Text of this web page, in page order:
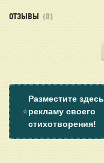
ОТЗЫВЫ (0)
⭐
Разместите здесь
рекламу своего
стихотворения!